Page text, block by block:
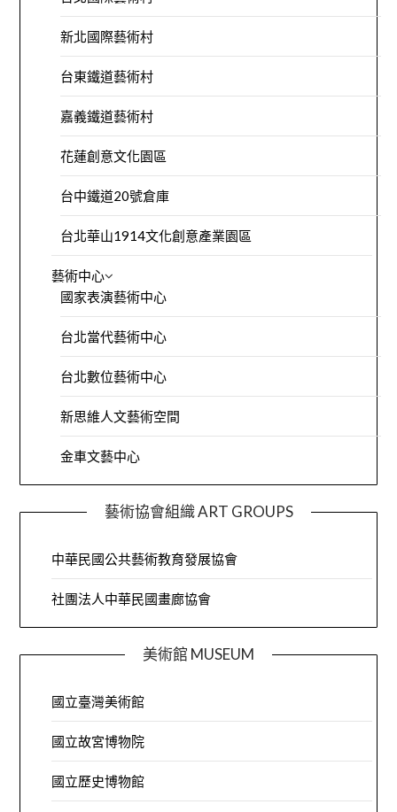
新北國際藝術村
台東鐵道藝術村
嘉義鐵道藝術村
花蓮創意文化園區
台中鐵道20號倉庫
台北華山1914文化創意產業園區
藝術中心
國家表演藝術中心
台北當代藝術中心
台北數位藝術中心
新思維人文藝術空間
金車文藝中心
藝術協會組織 ART GROUPS
中華民國公共藝術教育發展協會
社團法人中華民國畫廊協會
美術館 MUSEUM
國立臺灣美術館
國立故宮博物院
國立歷史博物館